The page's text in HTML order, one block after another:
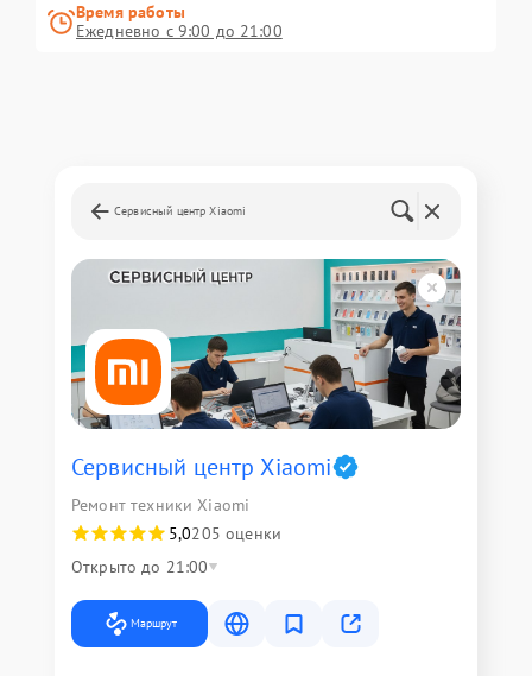
Время работы
Ежедневно с 9:00 до 21:00
Сервисный центр Xiaomi
Сервисный центр Xiaomi
Ремонт техники Xiaomi
5,0205 оценки
Открыто до 21:00
Маршрут